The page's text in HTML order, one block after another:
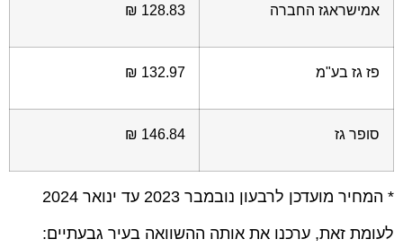
אמישראגז החברה 128.83 ₪
פז גז בע"מ 132.97 ₪
סופר גז 146.84 ₪
* המחיר מועדכן לרבעון נובמבר 2023 עד ינואר 2024
לעומת זאת, ערכנו את אותה ההשוואה בעיר גבעתיים: